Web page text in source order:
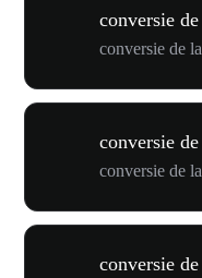
conversie
conversie de
conversie
conversie de
conversie